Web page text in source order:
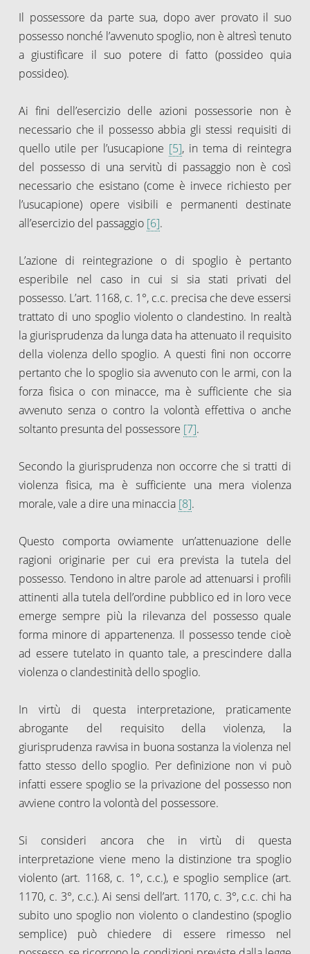
Il possessore da parte sua, dopo aver provato il suo
possesso nonché l’avvenuto spoglio, non è altresì tenuto
a giustificare il suo potere di fatto (possideo quia
possideo).
Ai fini dell’esercizio delle azioni possessorie non è
necessario che il possesso abbia gli stessi requisiti di
quello utile per l’usucapione [5], in tema di reintegra
del possesso di una servitù di passaggio non è così
necessario che esistano (come è invece richiesto per
l’usucapione) opere visibili e permanenti destinate
all’esercizio del passaggio [6].
L’azione di reintegrazione o di spoglio è pertanto
esperibile nel caso in cui si sia stati privati del
possesso. L’art. 1168, c. 1°, c.c. precisa che deve essersi
trattato di uno spoglio violento o clandestino. In realtà
la giurisprudenza da lunga data ha attenuato il requisito
della violenza dello spoglio. A questi fini non occorre
pertanto che lo spoglio sia avvenuto con le armi, con la
forza fisica o con minacce, ma è sufficiente che sia
avvenuto senza o contro la volontà effettiva o anche
soltanto presunta del possessore [7].
Secondo la giurisprudenza non occorre che si tratti di
violenza fisica, ma è sufficiente una mera violenza
morale, vale a dire una minaccia [8].
Questo comporta ovviamente un’attenuazione delle
ragioni originarie per cui era prevista la tutela del
possesso. Tendono in altre parole ad attenuarsi i profili
attinenti alla tutela dell’ordine pubblico ed in loro vece
emerge sempre più la rilevanza del possesso quale
forma minore di appartenenza. Il possesso tende cioè
ad essere tutelato in quanto tale, a prescindere dalla
violenza o clandestinità dello spoglio.
In virtù di questa interpretazione, praticamente
abrogante del requisito della violenza, la
giurisprudenza ravvisa in buona sostanza la violenza nel
fatto stesso dello spoglio. Per definizione non vi può
infatti essere spoglio se la privazione del possesso non
avviene contro la volontà del possessore.
Si consideri ancora che in virtù di questa
interpretazione viene meno la distinzione tra spoglio
violento (art. 1168, c. 1°, c.c.), e spoglio semplice (art.
1170, c. 3°, c.c.). Ai sensi dell’art. 1170, c. 3°, c.c. chi ha
subito uno spoglio non violento o clandestino (spoglio
semplice) può chiedere di essere rimesso nel